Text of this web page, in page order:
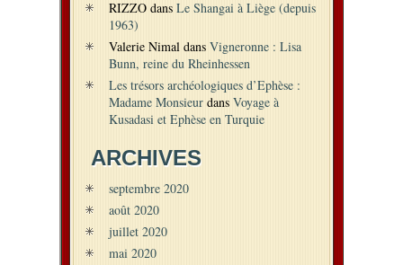
RIZZO dans Le Shangai à Liège (depuis
1963)
Valerie Nimal dans Vigneronne : Lisa
Bunn, reine du Rheinhessen
Les trésors archéologiques d’Ephèse :
Madame Monsieur dans Voyage à
Kusadasi et Ephèse en Turquie
ARCHIVES
septembre 2020
août 2020
juillet 2020
mai 2020